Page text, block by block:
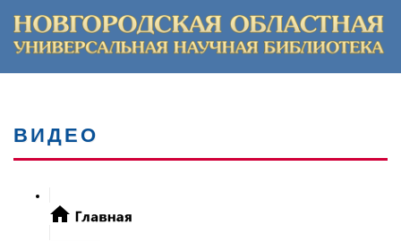
ВИДЕО